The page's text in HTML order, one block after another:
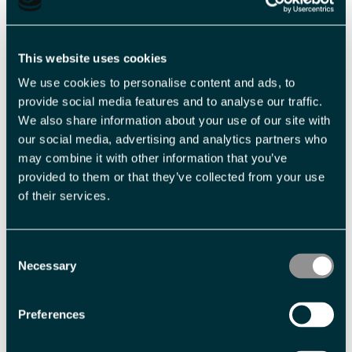
This website uses cookies
We use cookies to personalise content and ads, to
provide social media features and to analyse our traffic.
We also share information about your use of our site with
our social media, advertising and analytics partners who
may combine it with other information that you’ve
provided to them or that they’ve collected from your use
of their services.
Selection
Necessary
Preferences
Fra dalen til toppen –
en uforglemmelig
arktisk fottur til
Fuglefjella - Snowfox
Travel
- 360 graders
brevandring - Snowfox
Travel
En Arktisk Velkomst! –
Brevandring med